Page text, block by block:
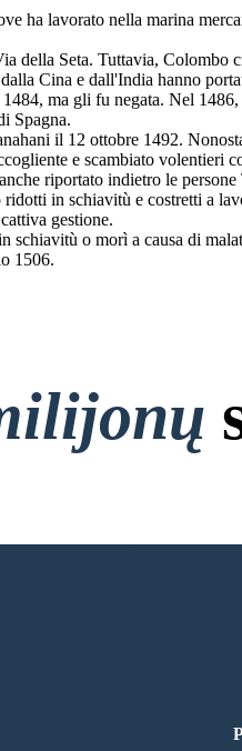
ha lavorato nella marina
Seta. Tuttavia, Colombo
Cina e dall'India hanno
ma gli fu negata. Nel
Spagna.
il 12 ottobre 1492.
e scambiato volentieri
riportato indietro le
in schiavitù e costretti a
gestione.
o morì a causa di
1506.
ir